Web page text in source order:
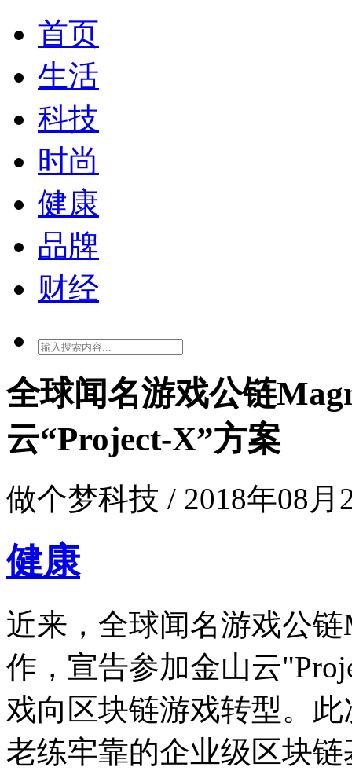
首页
生活
科技
时尚
健康
品牌
财经
全球闻名游戏公链
云“Project-X”方案
做个梦科技 / 2018年08月
健康
近来，全球闻名游戏公链
作，宣告参加金山云
戏向区块链游戏转型。
老练牢靠的企业级区块